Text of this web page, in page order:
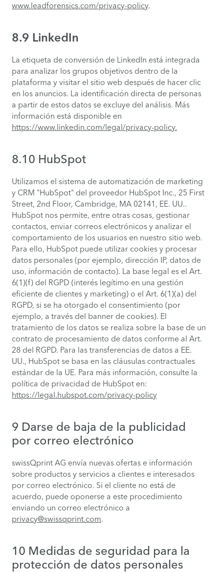
www.leadforensics.com/privacy-policy.
8.9 LinkedIn
La etiqueta de conversión de LinkedIn está integrada
para analizar los grupos objetivos dentro de la
plataforma y visitar el sitio web después de hacer clic
en los anuncios. La identificación directa de personas
a partir de estos datos se excluye del análisis. Más
información está disponible en
https://www.linkedin.com/legal/privacy-policy.
8.10 HubSpot
Utilizamos el sistema de automatización de marketing
y CRM "HubSpot" del proveedor HubSpot Inc., 25 First
Street, 2nd Floor, Cambridge, MA 02141, EE. UU..
HubSpot nos permite, entre otras cosas, gestionar
contactos, enviar correos electrónicos y analizar el
comportamiento de los usuarios en nuestro sitio web.
Para ello, HubSpot puede utilizar cookies y procesar
datos personales (por ejemplo, dirección IP, datos de
uso, información de contacto). La base legal es el Art.
6(1)(f) del RGPD (interés legítimo en una gestión
eficiente de clientes y marketing) o el Art. 6(1)(a) del
RGPD, si se ha otorgado el consentimiento (por
ejemplo, a través del banner de cookies). El
tratamiento de los datos se realiza sobre la base de un
contrato de procesamiento de datos conforme al Art.
28 del RGPD. Para las transferencias de datos a EE.
UU., HubSpot se basa en las cláusulas contractuales
estándar de la UE. Para más información, consulte la
política de privacidad de HubSpot en:
https://legal.hubspot.com/privacy-policy
9 Darse de baja de la publicidad
por correo electrónico
swissQprint AG envía nuevas ofertas e información
sobre productos y servicios a clientes e interesados
por correo electrónico. Si el cliente no está de
acuerdo, puede oponerse a este procedimiento
enviando un correo electrónico a
privacy@swissqprint.com.
10 Medidas de seguridad para la
protección de datos personales